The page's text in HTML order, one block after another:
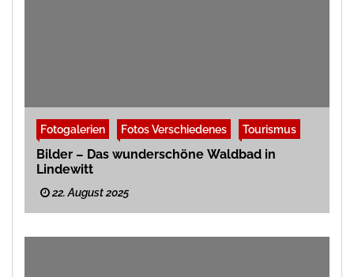
Fotogalerien Fotos Verschiedenes Tourismus
Bilder – Das wunderschöne Waldbad in
Lindewitt
22. August 2025